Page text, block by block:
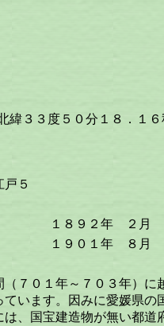
３３度５０分１８．１６
５
１８９２年 ２月
１９０１年 ８月
７０１年～７０３年）に
います。因みに愛媛県
、国宝建造物が無い都